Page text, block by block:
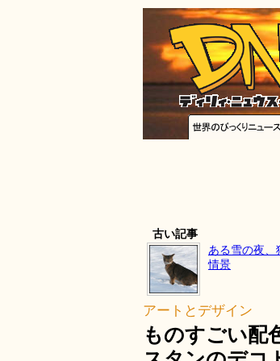
古い記事
ある雪の夜、
情景
アートとデザイン
ものすごい配